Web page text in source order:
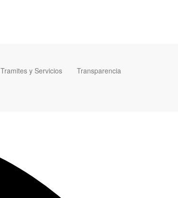
Tramites y Servicios Transparencia